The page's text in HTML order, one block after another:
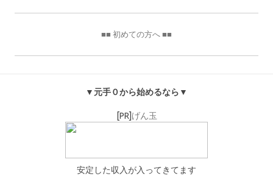
■■ 初めての方へ ■■
▼元手０から始めるなら▼
[PR]げん玉
安定した収入が入ってきてます